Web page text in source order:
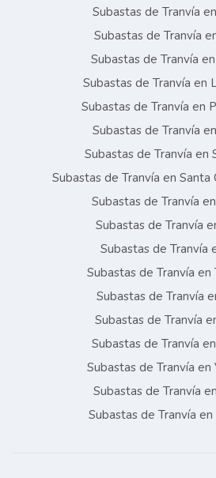
Subastas de Tranvía
Subastas de Tranvía
Subastas de Tranvía
Subastas de Tranvía en
Subastas de Tranvía en
Subastas de Tranvía
Subastas de Tranvía en
Subastas de Tranvía en Santa
Subastas de Tranvía
Subastas de Tranvía
Subastas de Tranvía
Subastas de Tranvía en
Subastas de Tranvía
Subastas de Tranvía
Subastas de Tranvía
Subastas de Tranvía en
Subastas de Tranvía
Subastas de Tranvía